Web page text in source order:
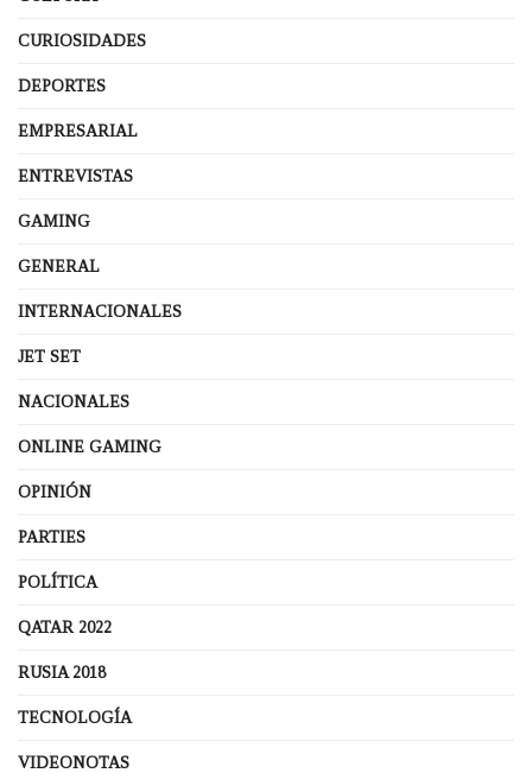
CURIOSIDADES
DEPORTES
EMPRESARIAL
ENTREVISTAS
GAMING
GENERAL
INTERNACIONALES
JET SET
NACIONALES
ONLINE GAMING
OPINIÓN
PARTIES
POLÍTICA
QATAR 2022
RUSIA 2018
TECNOLOGÍA
VIDEONOTAS